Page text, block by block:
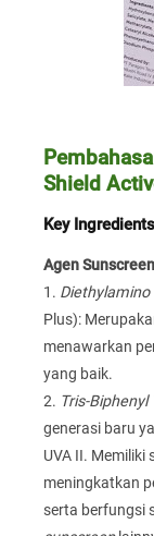
Shield
Key Ingredients
Agen
1.
Plus):
menawarkan
yang baik.
2. Tris-Biphenyl
generasi baru
UVA II.
meningkatkan
serta berfungsi